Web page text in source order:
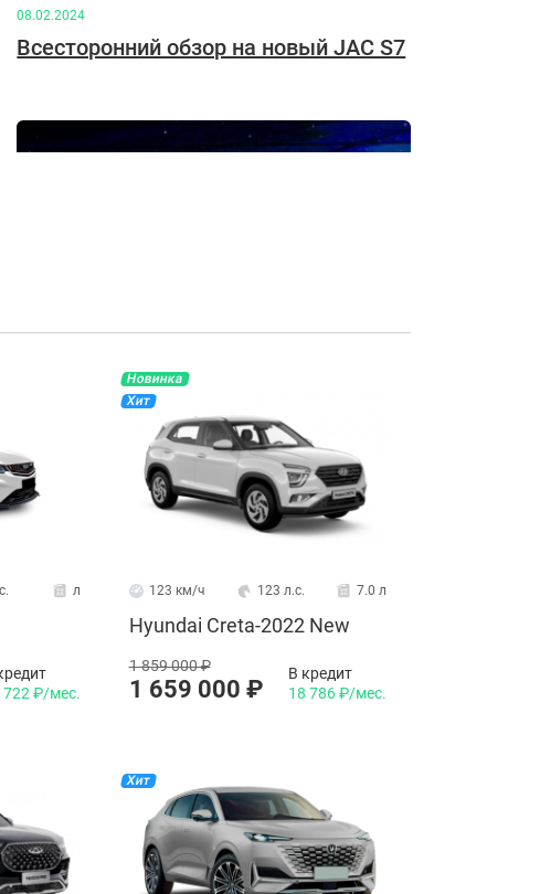
08.02.2024
Всесторонний обзор на новый JAC S7
Geely Galaxy L7 - роскошный
компактный автомобиль с
впечатляющими характеристиками и
спецификациями.
08.02.2024
л
722 ₽/мес.
Новинка
Хит
123 км/ч 123 л.с. 7.0 л
Hyundai Creta-2022 New
1 859 000 ₽
1 659 000 ₽
В кредит
18 786 ₽/мес.
Хит